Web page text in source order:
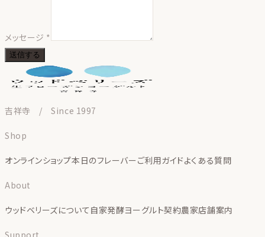
メッセージ *
送信する
吉祥寺 / Since 1997
Shop
オンラインショップ本日のフレーバー ご利用ガイドよくある質問
About
ウッドベリーズについて 自家発酵ヨーグルト契約農家店舗案内
Support